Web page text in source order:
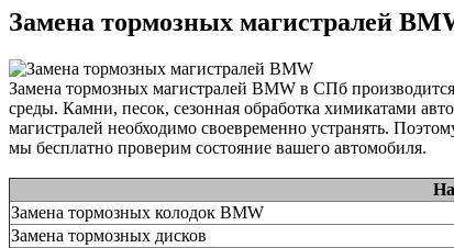
Замена тормозных магистралей
Замена тормозных магистралей BMW в СПб
среды. Камни, песок, сезонная обработка химикатами
магистралей необходимо своевременно устранять.
мы бесплатно проверим состояние вашего автомобиля.
Замена тормозных колодок BMW
Замена тормозных дисков